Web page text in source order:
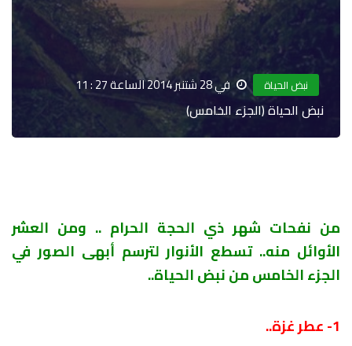
نبض الحياة في 28 شتنبر 2014 الساعة 27 : 11
نبض الحياة (الجزء الخامس)
من نفحات شهر ذي الحجة الحرام .. ومن العشر
الأوائل منه.. تسطع الأنوار لترسم أبهى الصور في
الجزء الخامس من نبض الحياة..
1- عطر غزة..